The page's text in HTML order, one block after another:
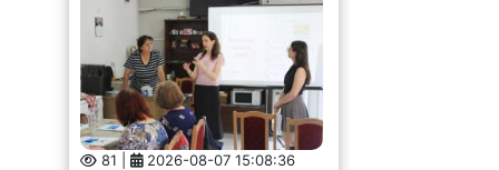
81 | 2026-08-07 15:08:36